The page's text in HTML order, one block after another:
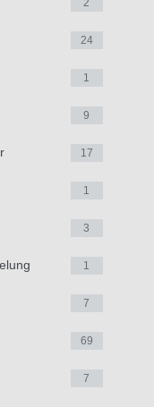
2
24
1
9
17
1
3
1
7
69
7